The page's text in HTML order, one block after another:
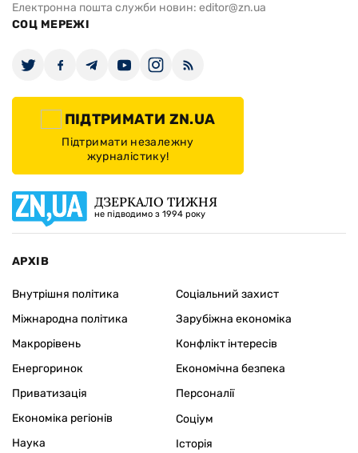
Електронна пошта служби новин: editor@zn.ua
СОЦ МЕРЕЖІ
ПІДТРИМАТИ ZN.UA
Підтримати незалежну
журналістику!
ДЗЕРКАЛО ТИЖНЯ
не підводимо з 1994 року
АРХІВ
Внутрішня політика
Міжнародна політика
Макрорівень
Енергоринок
Приватизація
Економіка регіонів
Соціальний захист
Зарубіжна економіка
Конфлікт інтересів
Економічна безпека
Персоналії
Наука
Соціум
Історія